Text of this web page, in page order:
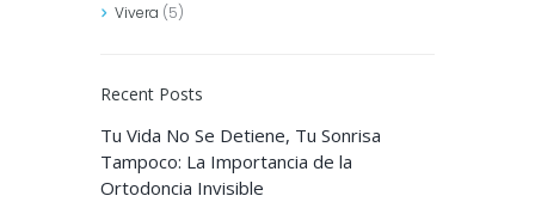
Vivera (5)
Recent Posts
Tu Vida No Se Detiene, Tu Sonrisa
Tampoco: La Importancia de la
Ortodoncia Invisible